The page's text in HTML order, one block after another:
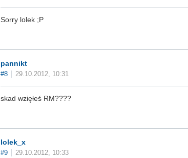
Sorry lolek ;P
pannikt
#8 29.10.2012, 10:31
skad wzięłeś RM????
lolek_x
#9 29.10.2012, 10:33